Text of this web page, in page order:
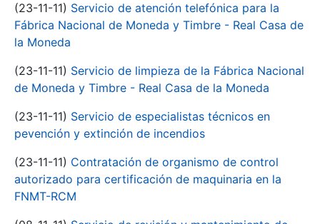
(23-11-11) Servicio de atención telefónica para la
Fábrica Nacional de Moneda y Timbre - Real Casa de
la Moneda
(23-11-11) Servicio de limpieza de la Fábrica Nacional
de Moneda y Timbre - Real Casa de la Moneda
(23-11-11) Servicio de especialistas técnicos en
pevención y extinción de incendios
(23-11-11) Contratación de organismo de control
autorizado para certificación de maquinaria en la
FNMT-RCM